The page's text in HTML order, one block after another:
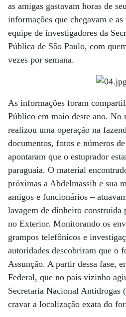
as amigas gastavam horas de
informações que chegavam e as
equipe de investigadores da
Pública de São Paulo, com
vezes por semana.
As informações foram
Público em maio deste ano. No
realizou uma operação na
documentos, fotos e números
apontaram que o estuprador
paraguaia. O material
próximas a Abdelmassih e sua
amigos e funcionários –
lavagem de dinheiro
no Exterior. Monitorando os
grampos telefônicos e
autoridades descobriram que o
Assunção. A partir dessa fase,
Federal, que no país vizinho
Secretaria Nacional Antidrogas
cravar a localização exata do